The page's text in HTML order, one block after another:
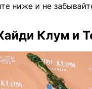
ниже и не
Клум и